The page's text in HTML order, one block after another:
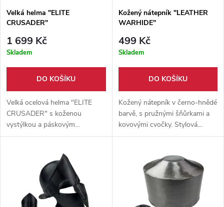
Velká helma "ELITE
CRUSADER"
1 699 Kč
Skladem
DO KOŠÍKU
Velká ocelová helma "ELITE
CRUSADER" s koženou
vystýlkou a páskovým
zapínáním. Vhodná na
jako dekorace. Výška 31,5 cm,
obvod 58–61 cm.
Kožený nátepník "LEATHER
WARHIDE"
499 Kč
Skladem
DO KOŠÍKU
Kožený nátepník v černo-hnědé
barvě, s pružnými šňůrkami a
kovovými cvočky. Stylová
ochrana zápěstí pro